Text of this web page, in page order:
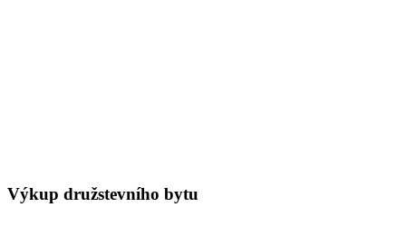
Výkup družstevního bytu